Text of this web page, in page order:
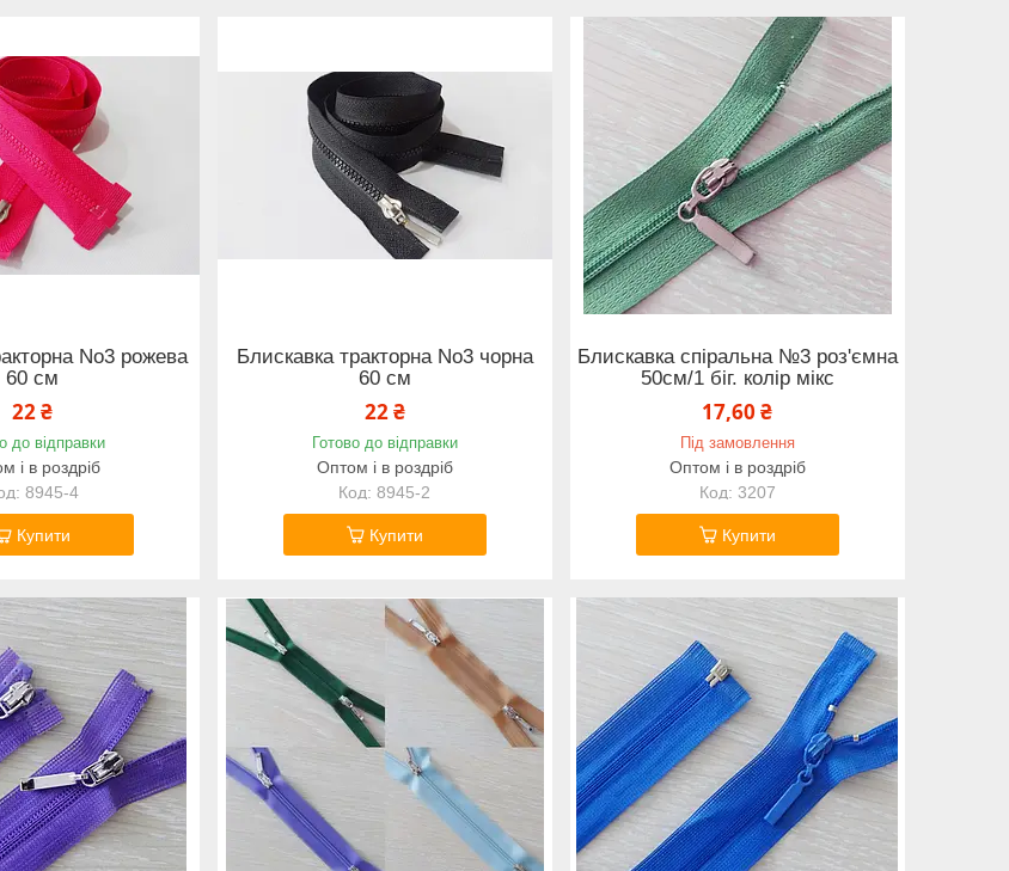
No3 рожева
60 см
22 ₴
до відправки
і в роздріб
8945-4
Купити
Блискавка тракторна No3 чорна
60 см
22 ₴
Готово до відправки
Оптом і в роздріб
8945-2
Купити
Блискавка спіральна №3 роз'ємна
50см/1 біг. колір мікс
17,60 ₴
Під замовлення
Оптом і в роздріб
3207
Купити